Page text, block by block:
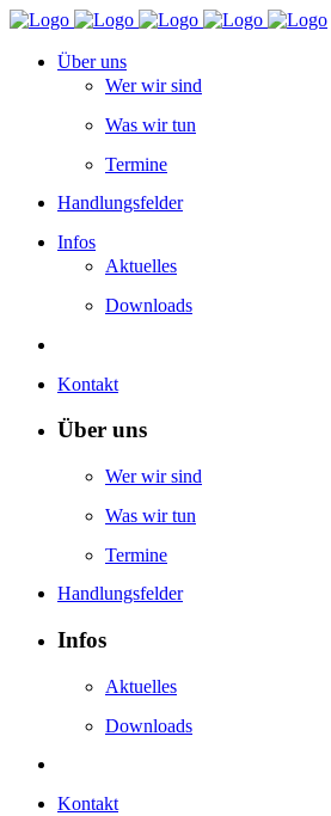
Über uns
Wer wir sind
Was wir tun
Termine
Handlungsfelder
Infos
Aktuelles
Downloads
Kontakt
Über uns
Wer wir sind
Was wir tun
Termine
Handlungsfelder
Infos
Aktuelles
Downloads
Kontakt